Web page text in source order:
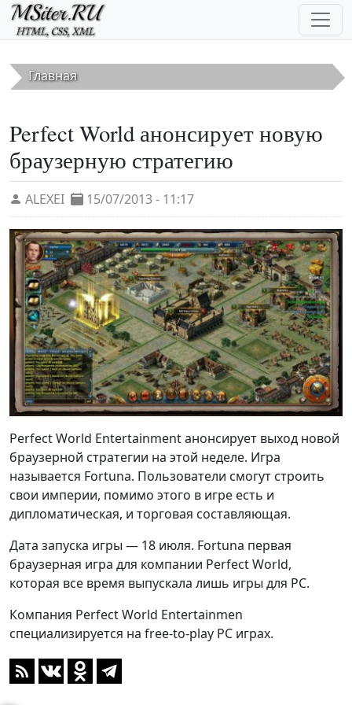
Перейти к основному содержанию
Главная
Perfect World анонсирует новую
браузерную стратегию
ALEXEI 15/07/2013 - 11:17
Perfect World Entertainment анонсирует выход новой
браузерной стратегии на этой неделе. Игра
называется Fortuna. Пользователи смогут строить
свои империи, помимо этого в игре есть и
дипломатическая, и торговая составляющая.
Дата запуска игры — 18 июля. Fortuna первая
браузерная игра для компании Perfect World,
которая все время выпускала лишь игры для PC.
Компания Perfect World Entertainmen
специализируется на free-to-play PC играх.